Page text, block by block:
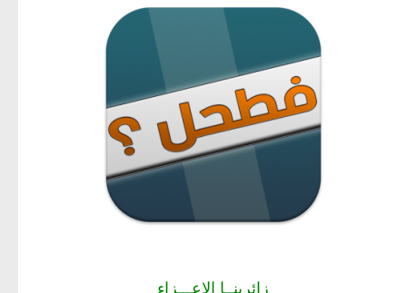
زائرينــا الاعـــزاء